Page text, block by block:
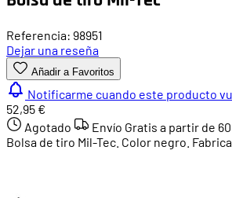
Referencia: 98951
Dejar una reseña
Añadir a Favoritos
Notificarme cuando este producto
52,95 €
Agotado
Envío Gratis a partir de
Bolsa de tiro Mil-Tec. Color negro.